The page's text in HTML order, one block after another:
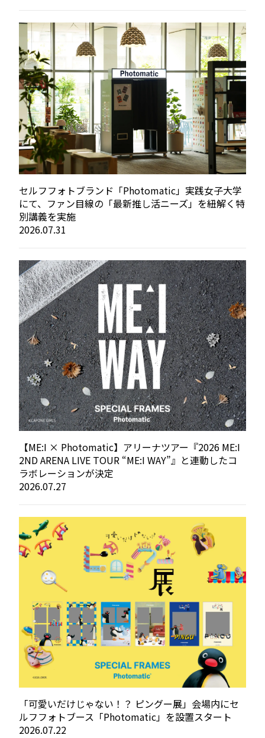
セルフフォトブランド「Photomatic」実践女子大学
にて、ファン目線の「最新推し活ニーズ」を紐解く特
別講義を実施
2026.07.31
【ME:I × Photomatic】アリーナツアー『2026 ME:I
2ND ARENA LIVE TOUR “ME:I WAY”』と連動したコ
ラボレーションが決定
2026.07.27
「可愛いだけじゃない！？ ピングー展」会場内にセ
ルフフォトブース「Photomatic」を設置スタート
2026.07.22